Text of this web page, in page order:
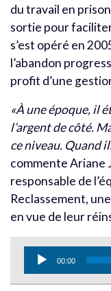
du travail en
sortie pour
s’est opéré en
l’abandon
profit d’une
«À une époque, il
l’argent de côté.
ce niveau. Quand
commente Ariane
responsable de
Reclassement,
en vue de leur
Lecteur
00:00